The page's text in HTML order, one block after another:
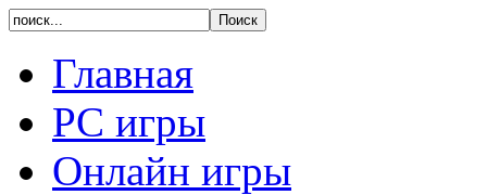
Главная
PC игры
Онлайн игры